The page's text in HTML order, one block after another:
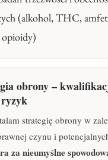
(alkohol, THC,
obrony –
ryzyk
strategię obrony w
czynu i
za nieumyślne